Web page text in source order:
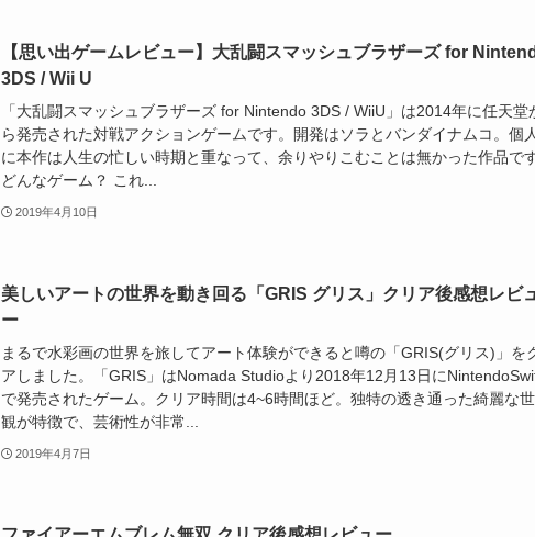
【思い出ゲームレビュー】大乱闘スマッシュブラザーズ for
3DS / Wii U
「大乱闘スマッシュブラザーズ for Nintendo 3DS / WiiU」は2014年に任天堂
ら発売された対戦アクションゲームです。開発はソラとバンダイナムコ。個
に本作は人生の忙しい時期と重なって、余りやりこむことは無かった作品です
どんなゲーム？ これ...
2019年4月10日
美しいアートの世界を動き回る「GRIS グリス」クリア後感想レビ
ー
まるで水彩画の世界を旅してアート体験ができると噂の「GRIS(グリス)」を
アしました。「GRIS」はNomada Studioより2018年12月13日に
で発売されたゲーム。クリア時間は4~6時間ほど。独特の透き通った綺麗な
観が特徴で、芸術性が非常...
2019年4月7日